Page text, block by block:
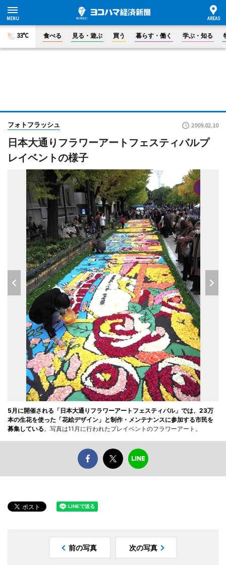
33°C 食べる 見る・遊ぶ 買う 暮らす・働く 学ぶ・知る
フォトフラッシュ 2009.02.10
日本大通りフラワーアートフェスティバルプ
レイベントの様子
5月に開催される「日本大通りフラワーアートフェスティバル」では、23万
本の生花を使った「花絵デザイン」と制作・メンテナンスに参加する市民を
募集している。写真は11月に行われたプレイベントのフラワーアート。
前の写真 次の写真